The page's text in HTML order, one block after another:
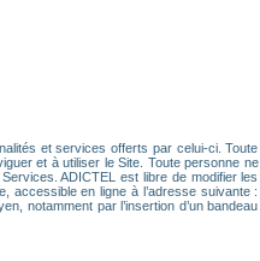
et services offerts par celui-ci. Toute
et à utiliser le Site. Toute personne ne
ADICTEL est libre de modifier les
accessible en ligne à l’adresse suivante :
notamment par l’insertion d’un bandeau